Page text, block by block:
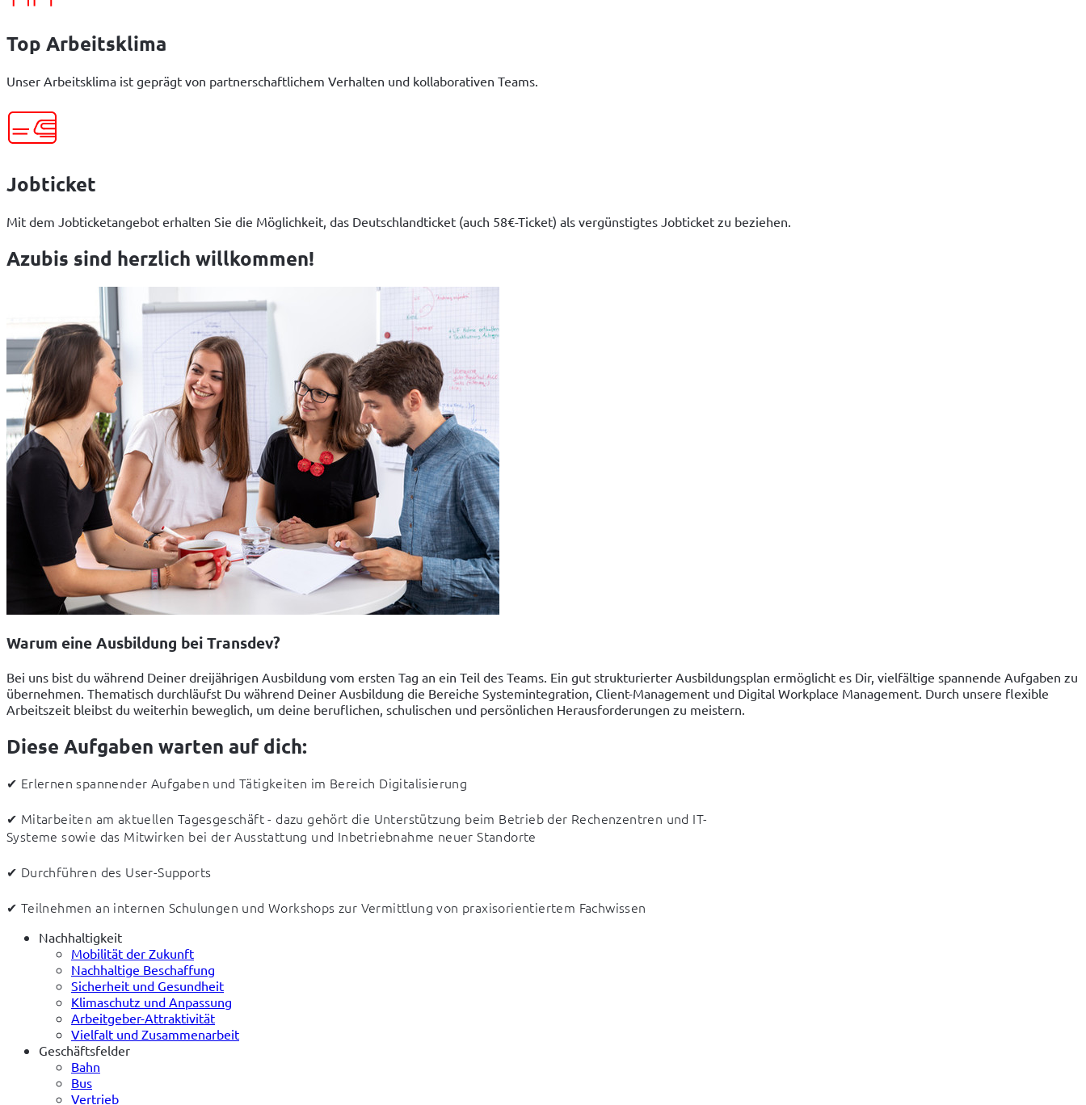
Top Arbeitsklima
Unser Arbeitsklima ist geprägt von partnerschaftlichem Verhalten und kollaborativen Teams.
Jobticket
Mit dem Jobticketangebot erhalten Sie die Möglichkeit, das Deutschlandticket (auch 58€-Ticket) als vergünstigtes Jobticket zu beziehen.
Azubis sind herzlich willkommen!
Warum eine Ausbildung bei Transdev?
Bei uns bist du während Deiner dreijährigen Ausbildung vom ersten Tag an ein Teil des Teams. Ein gut strukturierter Ausbildungsplan ermöglicht es Dir, vielfältige spannende Aufgaben zu
übernehmen. Thematisch durchläufst Du während Deiner Ausbildung die Bereiche Systemintegration, Client-Management und Digital Workplace Management. Durch unsere flexible
Arbeitszeit bleibst du weiterhin beweglich, um deine beruflichen, schulischen und persönlichen Herausforderungen zu meistern.
Diese Aufgaben warten auf dich:
✔ Erlernen spannender Aufgaben und Tätigkeiten im Bereich Digitalisierung
✔ Mitarbeiten am aktuellen Tagesgeschäft - dazu gehört die Unterstützung beim Betrieb der Rechenzentren und IT-
Systeme sowie das Mitwirken bei der Ausstattung und Inbetriebnahme neuer Standorte
✔ Durchführen des User-Supports
✔ Teilnehmen an internen Schulungen und Workshops zur Vermittlung von praxisorientiertem Fachwissen
Nachhaltigkeit
Mobilität der Zukunft
Nachhaltige Beschaffung
Sicherheit und Gesundheit
Klimaschutz und Anpassung
Arbeitgeber-Attraktivität
Vielfalt und Zusammenarbeit
Geschäftsfelder
Bahn
Bus
Vertrieb